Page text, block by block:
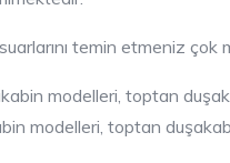
temin etmeniz çok
modelleri, toptan